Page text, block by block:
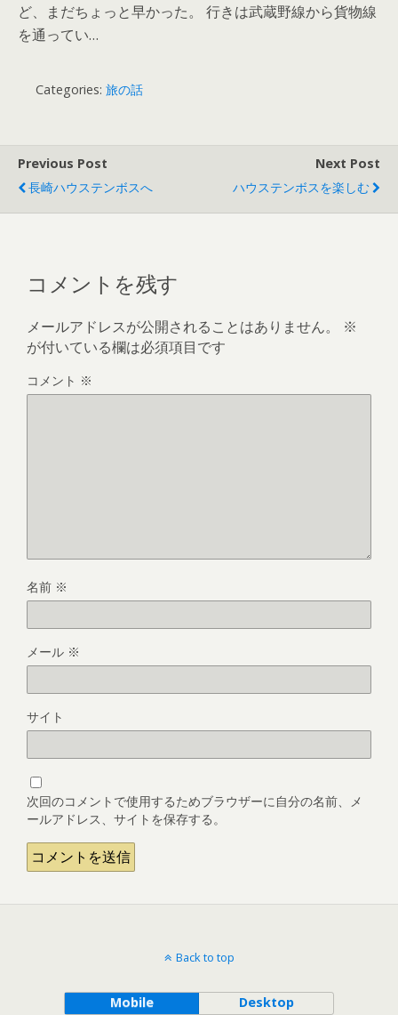
ど、まだちょっと早かった。 行きは武蔵野線から貨物線
を通ってい…
Categories: 旅の話
Previous Post
長崎ハウステンボスへ
Next Post
ハウステンボスを楽しむ
コメントを残す
メールアドレスが公開されることはありません。
※
が付いている欄は必須項目です
コメント ※
名前 ※
メール ※
サイト
次回のコメントで使用するためブラウザーに自分の名前、メ
ールアドレス、サイトを保存する。
Back to top
Mobile Desktop